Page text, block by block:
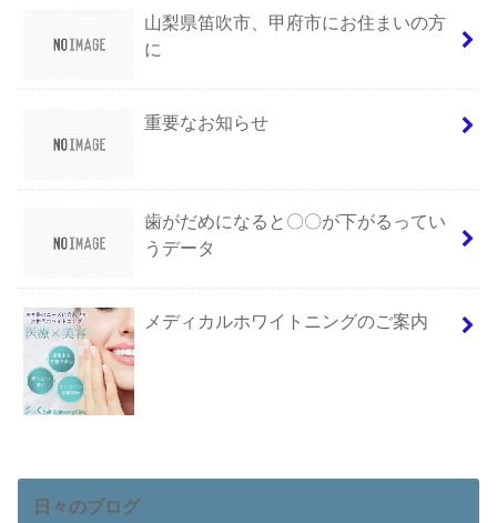
山梨県笛吹市、甲府市にお住まいの方
に
重要なお知らせ
歯がだめになると〇〇が下がるってい
うデータ
メディカルホワイトニングのご案内
日々のブログ